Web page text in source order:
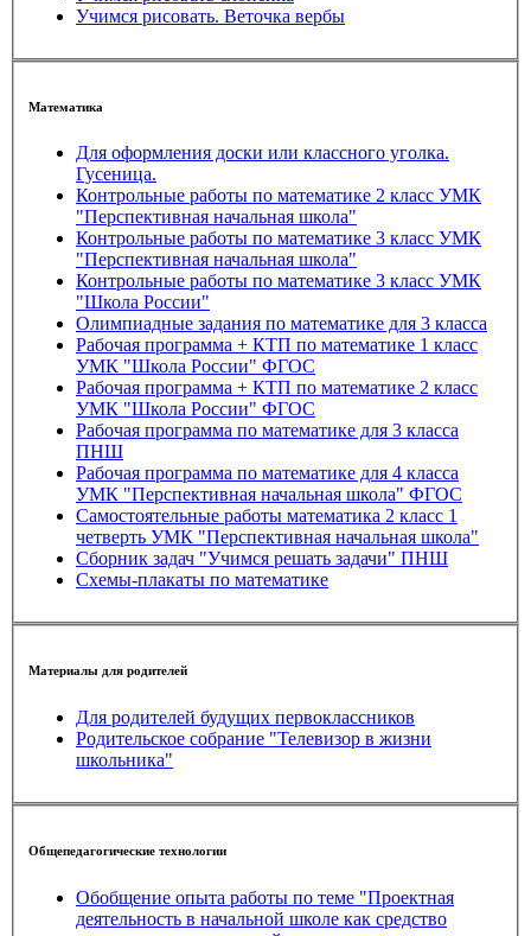
Учимся рисовать. Веточка вербы
Математика
Для оформления доски или классного уголка.
Гусеница.
Контрольные работы по математике 2 класс УМК
"Перспективная начальная школа"
Контрольные работы по математике 3 класс УМК
"Перспективная начальная школа"
Контрольные работы по математике 3 класс УМК
"Школа России"
Олимпиадные задания по математике для 3 класса
Рабочая программа + КТП по математике 1 класс
УМК "Школа России" ФГОС
Рабочая программа + КТП по математике 2 класс
УМК "Школа России" ФГОС
Рабочая программа по математике для 3 класса
ПНШ
Рабочая программа по математике для 4 класса
УМК "Перспективная начальная школа" ФГОС
Самостоятельные работы математика 2 класс 1
четверть УМК "Перспективная начальная школа"
Сборник задач "Учимся решать задачи" ПНШ
Схемы-плакаты по математике
Материалы для родителей
Для родителей будущих первоклассников
Родительское собрание "Телевизор в жизни
школьника"
Общепедагогические технологии
Обобщение опыта работы по теме "Проектная
деятельность в начальной школе как средство